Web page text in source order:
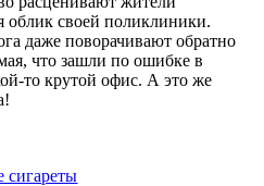
облик своей поликлиники.
даже поворачивают обратно
что зашли по ошибке в
то крутой офис. А это же
сигареты